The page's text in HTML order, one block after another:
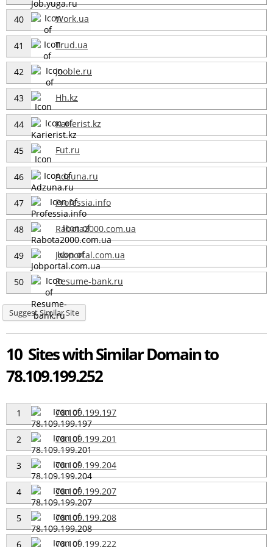
40 Work.ua
41 Trud.ua
42 Jooble.ru
43 Hh.kz
44 Karierist.kz
45 Fut.ru
46 Adzuna.ru
47 Professia.info
48 Rabota2000.com.ua
49 Jobportal.com.ua
50 Resume-bank.ru
Suggest Similar Site
10 Sites with Similar Domain to
78.109.199.252
1 78.109.199.197
2 78.109.199.201
3 78.109.199.204
4 78.109.199.207
5 78.109.199.208
6 78.109.199.222